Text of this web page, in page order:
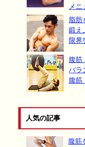
メニ
脂肪
鍛え
限界
腹筋
バラ
腹筋
人気の記事
腹筋